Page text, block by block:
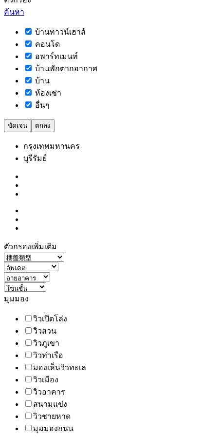
ค้นหา
บ้านทาวน์เฮาส์
คอนโด
อพาร์ทเมนท์
บ้านพักตากอากาศ
บ้าน
ห้องเช่า
อื่นๆ
ชัดเจน ตกลง
กรุงเทพมหานคร
บุรีรัมย์
ตัวกรองเพิ่มเติม
มุมมอง
วิวเปิดโล่ง
วิวสวน
วิวภูเขา
วิวท่าเรือ
มองเห็นวิวทะเล
วิวเมือง
วิวอาคาร
สนามแข่ง
วิวชายหาด
มุมมองถนน